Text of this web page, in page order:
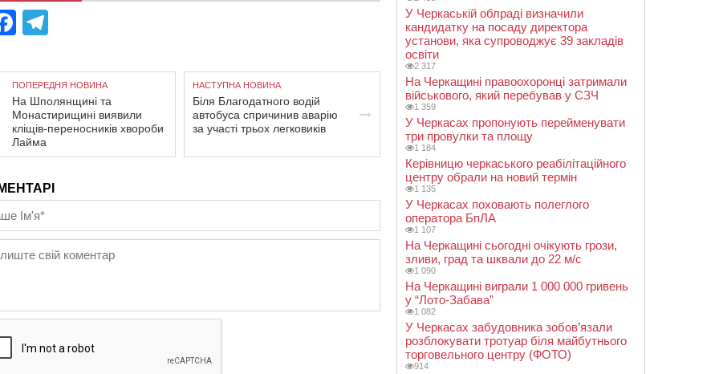
Facebook
ПОПЕРЕДНЯ НОВИНА
На Шполянщині та
Монастирищині виявили
кліщів-переносників хвороби
Лайма
НАСТУПНА НОВИНА
Біля Благодатного водій
автобуса спричинив аварію
за участі трьох легковиків
У Черкаській облраді визначили
кандидатку на посаду директора
установи, яка супроводжує 39 закладів
освіти
2 317
На Черкащині правоохоронці затримали
військового, який перебував у СЗЧ
1 359
У Черкасах пропонують перейменувати
три провулки та площу
1 184
Керівницю черкаського реабілітаційного
центру обрали на новий термін
1 135
У Черкасах поховають полеглого
оператора БпЛА
1 107
На Черкащині сьогодні очікують грози,
зливи, град та шквали до 22 м/с
1 090
На Черкащині виграли 1 000 000 гривень
у “Лото-Забава”
1 082
У Черкасах забудовника зобов’язали
розблокувати тротуар біля майбутнього
торговельного центру (ФОТО)
914